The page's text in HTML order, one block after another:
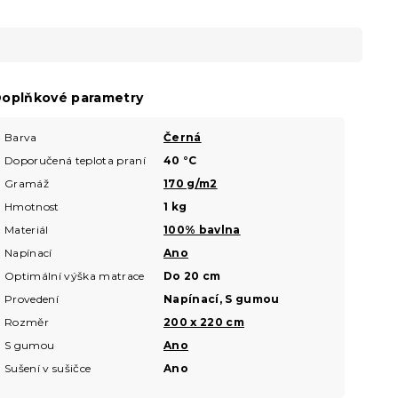
parametry
Barva
Černá
Doporučená teplota praní
40 °C
Gramáž
170 g/m2
Hmotnost
1 kg
Materiál
100% bavlna
Napínací
Ano
Optimální výška matrace
Do 20 cm
Provedení
Napínací, S gumou
Rozměr
200 x 220 cm
S gumou
Ano
Sušení v sušičce
Ano